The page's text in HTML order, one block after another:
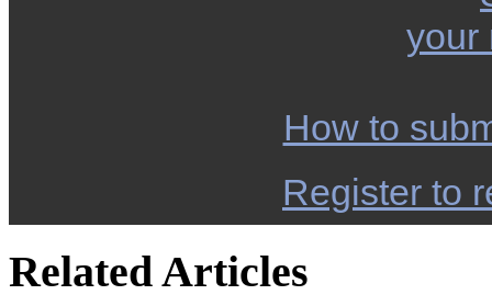
your
How to
Register to
Related Articles